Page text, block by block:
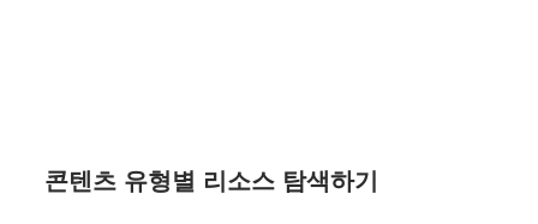
콘텐츠 유형별 리소스 탐색하기